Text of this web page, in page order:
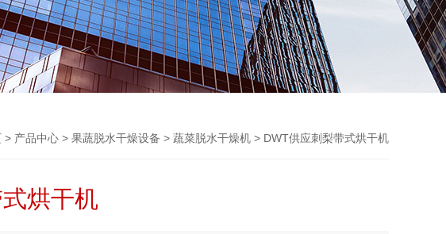
> 产品中心 > 果蔬脱水干燥设备 > 蔬菜脱水干燥机 > DWT供应刺梨带式烘干机
烘干机